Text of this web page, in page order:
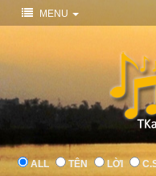
MENU
ALL TÊN LỜI